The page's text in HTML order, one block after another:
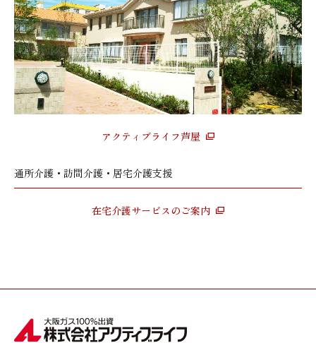
アクティブライフ芦屋
通所介護・訪問介護・居宅介護支援
在宅介護サービスのご案内